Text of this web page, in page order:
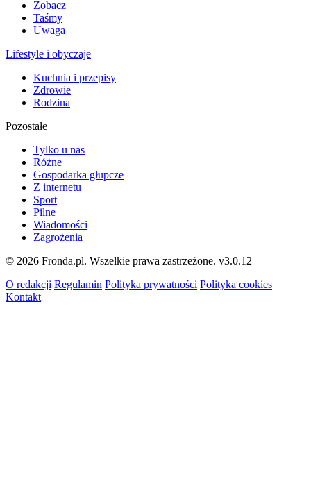
Zobacz
Taśmy
Uwaga
Lifestyle i obyczaje
Kuchnia i przepisy
Zdrowie
Rodzina
Pozostałe
Tylko u nas
Różne
Gospodarka głupcze
Z internetu
Sport
Pilne
Wiadomości
Zagrożenia
© 2026 Fronda.pl. Wszelkie prawa zastrzeżone. v3.0.12
O redakcji Regulamin Polityka prywatności Polityka cookies
Kontakt